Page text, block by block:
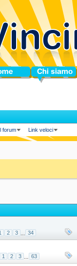
Chi siamo
forum Link veloci
2 3 ... 34
1 2 3 ... 63